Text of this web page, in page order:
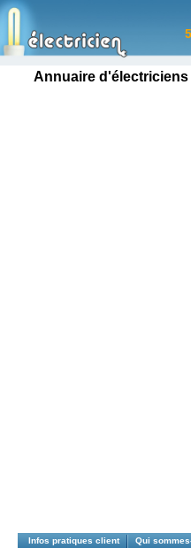
Annuaire
Infos pratiques client Qui